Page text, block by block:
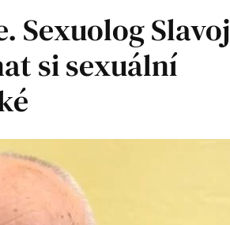
Sexuolog Slavoj
si sexuální